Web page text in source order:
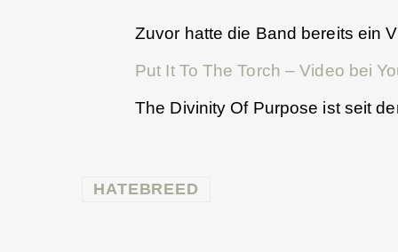
Zuvor hatte die Band bereits ein
Put It To The Torch – Video bei
The Divinity Of Purpose ist seit
HATEBREED